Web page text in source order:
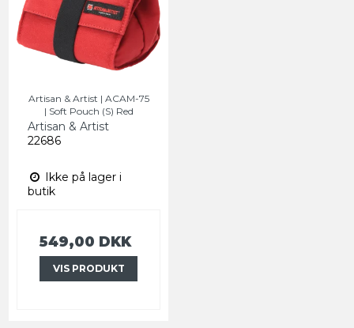
Artisan & Artist | ACAM-75
| Soft Pouch (S) Red
Artisan & Artist
22686
Ikke på lager i
butik
549,00 DKK
VIS PRODUKT